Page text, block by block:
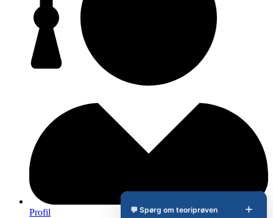
Profil 💬 Spørg om teoriprøven +